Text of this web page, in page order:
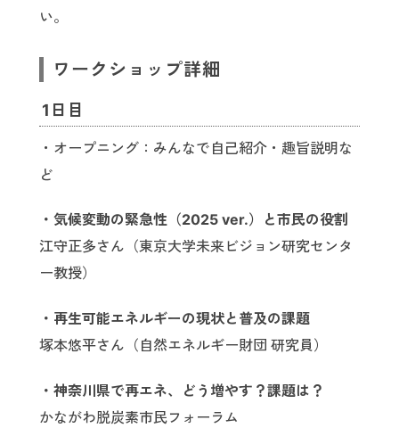
い。
ワークショップ詳細
1日目
・オープニング：みんなで自己紹介・趣旨説明な
ど
・気候変動の緊急性（2025 ver.）と市民の役割
江守正多さん（東京大学未来ビジョン研究センタ
ー教授）
・再生可能エネルギーの現状と普及の課題
塚本悠平さん（自然エネルギー財団 研究員）
・神奈川県で再エネ、どう増やす？課題は？
かながわ脱炭素市民フォーラム